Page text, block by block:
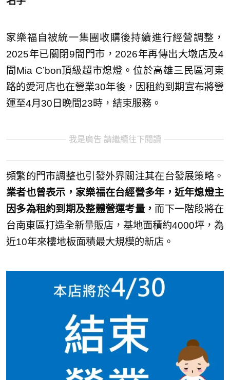
家樂福自被統一集團收購後持續進行經營調整，
2025年已關閉9間門市，2026年再傳出大墩店及4
間Mia C’bon頂級超市熄燈。位於高雄三民區河東
路的愛河店也在營業30年後，因租約到期宣布將營
運至4月30日晚間23時，結束服務。
我是廣告 請繼續往下閱讀
頻繁的門市調整也引發外界關注其在台發展策略。
業者也曾表示，家樂福在台經營多年，近年熄燈主
因多為租約到期及整體營運考量， 而下一階段將在
台南東區打造全新量販店，基地面積約4000坪，為
近10年來樓地板面積最大規模的新店。